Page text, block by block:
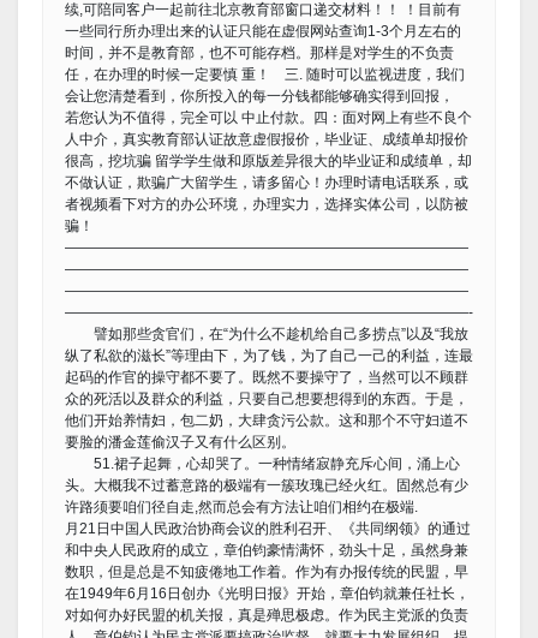
续,可陪同客户一起前往北京教育部窗口递交材料！！ ！目前有
一些同行所办理出来的认证只能在虚假网站查询1-3个月左右的
时间，并不是教育部，也不可能存档。那样是对学生的不负责
任，在办理的时候一定要慎 重！ 三. 随时可以监视进度，我们
会让您清楚看到，你所投入的每一分钱都能够确实得到回报，
若您认为不值得，完全可以 中止付款。四：面对网上有些不良个
人中介，真实教育部认证故意虚假报价，毕业证、成绩单却报价
很高，挖坑骗 留学学生做和原版差异很大的毕业证和成绩单，却
不做认证，欺骗广大留学生，请多留心！办理时请电话联系，或
者视频看下对方的办公环境，办理实力，选择实体公司，以防被
骗！
————————————————————————————
————————————————————————————
————————————————————————————
————————————————————————————-
譬如那些贪官们，在“为什么不趁机给自己多捞点”以及“我放
纵了私欲的滋长”等理由下，为了钱，为了自己一己的利益，连最
起码的作官的操守都不要了。既然不要操守了，当然可以不顾群
众的死活以及群众的利益，只要自己想要想得到的东西。于是，
他们开始养情妇，包二奶，大肆贪污公款。这和那个不守妇道不
要脸的潘金莲偷汉子又有什么区别。
51.裙子起舞，心却哭了。一种情绪寂静充斥心间，涌上心
头。大概我不过蓄意路的极端有一簇玫瑰已经火红。固然总有少
许路须要咱们径自走,然而总会有方法让咱们相约在极端.
月21日中国人民政治协商会议的胜利召开、《共同纲领》的通过
和中央人民政府的成立，章伯钧豪情满怀，劲头十足，虽然身兼
数职，但是总是不知疲倦地工作着。作为有办报传统的民盟，早
在1949年6月16日创办《光明日报》开始，章伯钧就兼任社长，
对如何办好民盟的机关报，真是殚思极虑。作为民主党派的负责